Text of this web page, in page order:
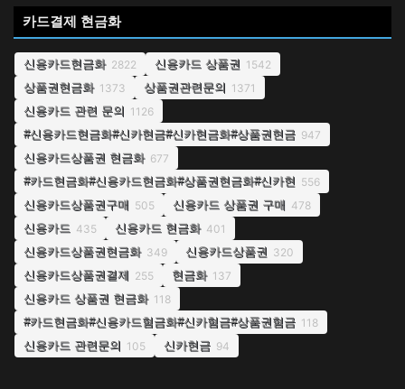
카드결제 현금화
신용카드현금화 2822 신용카드 상품권 1542
상품권현금화 1373 상품권관련문의 1371
신용카드 관련 문의 1126
#신용카드현금화#신카현금#신카현금화#상품권현금 947
신용카드상품권 현금화 677
#카드현금화#신용카드현금화#상품권현금화#신카현 556
신용카드상품권구매 505 신용카드 상품권 구매 478
신용카드 435 신용카드 현금화 401
신용카드상품권현금화 349 신용카드상품권 320
신용카드상품권결제 255 현금화 137
신용카드 상품권 현금화 118
#카드현금화#신용카드혐금화#신카혐금#상품권혐금 118
신용카드 관련문의 105 신카현금 94